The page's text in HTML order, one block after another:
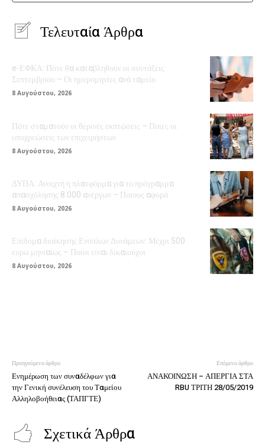
Τελευταία Άρθρα
e-ΕΦΚΑ: Πότε θα καταβληθούν οι συντάξεις
Σεπτεμβρίου – Οι ημερομηνίες ανά ταμείο
8 Αυγούστου, 2026
Πότε σταματούν οι θερινές εκπτώσεις – Ποιες οι
υποχρεώσεις των επιχειρήσεων
8 Αυγούστου, 2026
ΔΥΠΑ: Ανοιχτή η πλατφόρμα για το πρόγραμμα
απασχόλησης 8.000 ανέργων – Ποιους αφορά
8 Αυγούστου, 2026
Επίδομα διοίκησης Ενόπλων Δυνάμεων: Μέχρι 500
ευρώ μηνιαίως – Ποιοι είναι δικαιούχοι
8 Αυγούστου, 2026
Προηγούμενο άρθρο
Ενημέρωση των συναδέλφων για
την Γενική συνέλευση του Ταμείου
Αλληλοβοήθειας (ΤΑΠΓΤΕ)
Επόμενο άρθρο
ΑΝΑΚΟΙΝΩΣΗ – ΑΠΕΡΓΙΑ ΣΤΑ
RBU ΤΡΙΤΗ 28/05/2019
Σχετικά Άρθρα